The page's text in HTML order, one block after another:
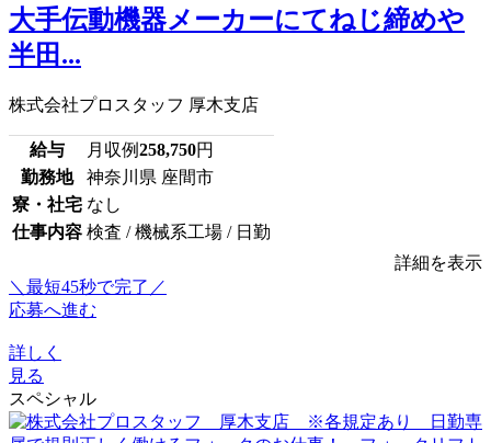
大手伝動機器メーカーにてねじ締めや
半田...
株式会社プロスタッフ 厚木支店
給与 月収例258,750円
勤務地
神奈川県 座間市
寮・社宅 なし
仕事内容 検査 / 機械系工場 / 日勤
詳細を表示
＼最短45秒で完了／
応募へ進む
詳しく
見る
スペシャル